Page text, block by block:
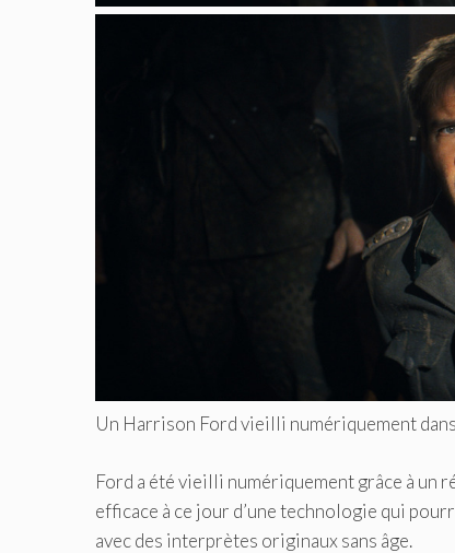
Un Harrison Ford vieilli numériquement dans
Ford a été vieilli numériquement grâce à un
efficace à ce jour d’une technologie qui
avec des interprètes originaux sans âge.